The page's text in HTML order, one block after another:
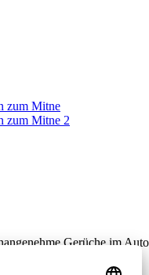
Gerüche im
Farben in jeder...